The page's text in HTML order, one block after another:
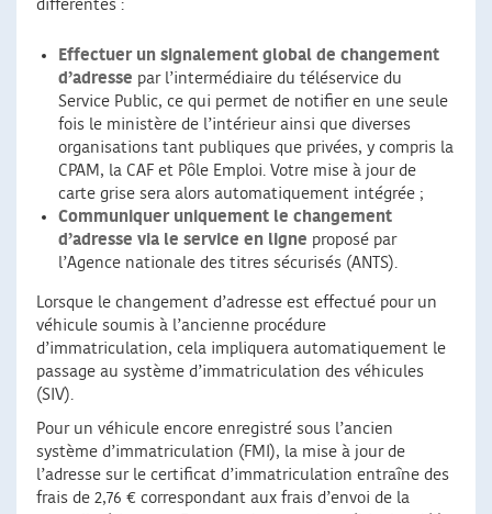
différentes :
Effectuer un signalement global de changement
d’adresse par l’intermédiaire du téléservice du
Service Public, ce qui permet de notifier en une seule
fois le ministère de l’intérieur ainsi que diverses
organisations tant publiques que privées, y compris la
CPAM, la CAF et Pôle Emploi. Votre mise à jour de
carte grise sera alors automatiquement intégrée ;
Communiquer uniquement le changement
d’adresse via le service en ligne proposé par
l’Agence nationale des titres sécurisés (ANTS).
Lorsque le changement d’adresse est effectué pour un
véhicule soumis à l’ancienne procédure
d’immatriculation, cela impliquera automatiquement le
passage au système d’immatriculation des véhicules
(SIV).
Pour un véhicule encore enregistré sous l’ancien
système d’immatriculation (FMI), la mise à jour de
l’adresse sur le certificat d’immatriculation entraîne des
frais de 2,76 € correspondant aux frais d’envoi de la